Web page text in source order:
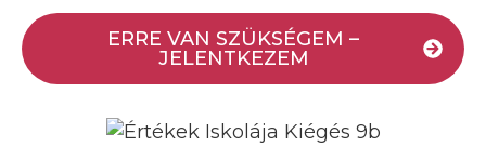
ERRE VAN SZÜKSÉGEM –
JELENTKEZEM